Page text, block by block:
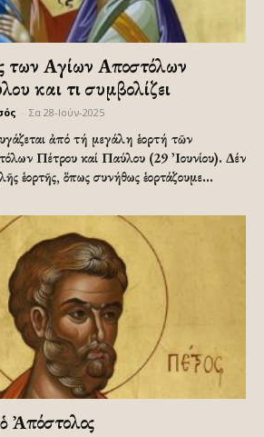
των Αγίων Αποστόλων
και τι συμβολίζει
Σα 28-Ιούν-2025
ἀπό τή μεγάλη ἑορτή τῶν
Πέτρου καί Παύλου (29 ᾽Ιουνίου). Δέν
ἑορτῆς, ὅπως συνήθως ἑορτάζουμε...
Ἀπόστολος